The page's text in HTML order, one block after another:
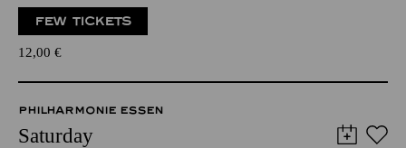
FEW TICKETS
12,00 €
PHILHARMONIE ESSEN
Saturday